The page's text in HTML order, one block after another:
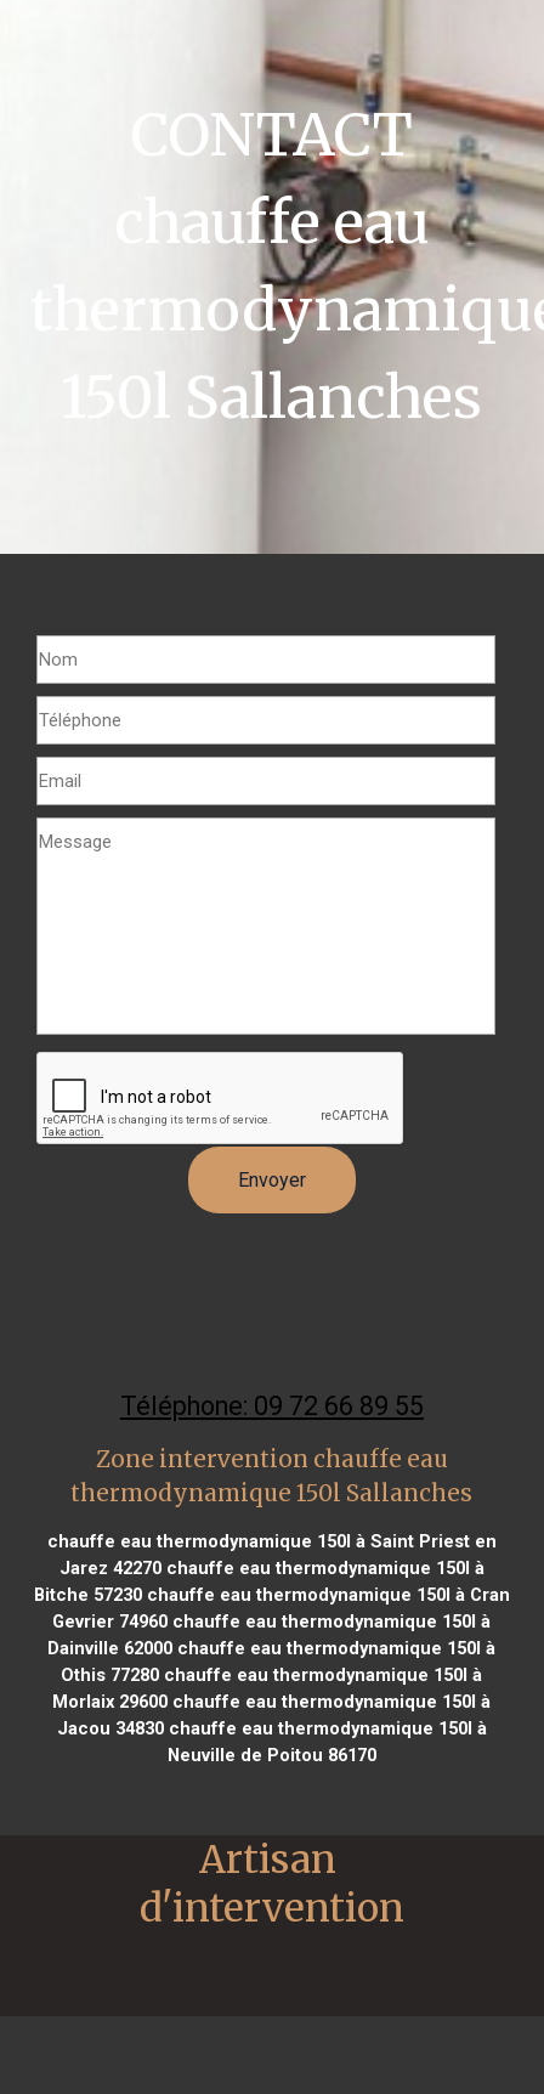
CONTACT
chauffe eau
150l Sallanches
Téléphone: 09 72 66 89 55
Zone intervention chauffe eau
thermodynamique 150l Sallanches
chauffe eau thermodynamique 150l à Saint Priest en
Jarez 42270chauffe eau thermodynamique 150l à
Bitche 57230chauffe eau thermodynamique 150l à Cran
Gevrier 74960 chauffe eau thermodynamique 150l à
Dainville 62000 chauffe eau thermodynamique 150l à
Othis 77280 chauffe eau thermodynamique 150l à
Morlaix 29600 chauffe eau thermodynamique 150l à
Jacou 34830chauffe eau thermodynamique 150l à
Neuville de Poitou 86170
Artisan
d'intervention